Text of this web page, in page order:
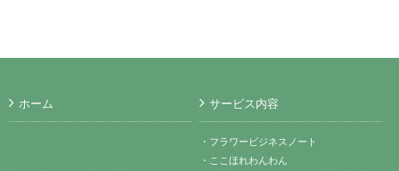
ホーム サービス内容
・フラワービジネスノート
・ここほれわんわん